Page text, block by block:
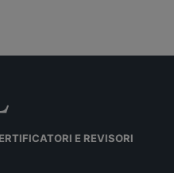
E REVISORI